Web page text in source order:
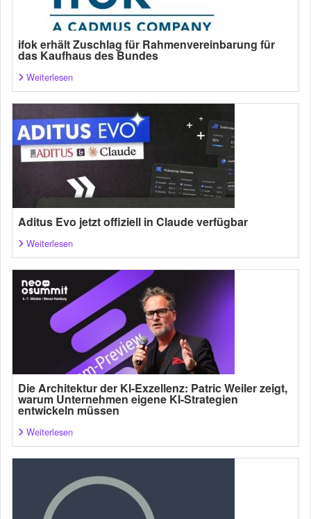
ifok erhält Zuschlag für Rahmenvereinbarung für
das Kaufhaus des Bundes
Weiterlesen
Aditus Evo jetzt offiziell in Claude verfügbar
Weiterlesen
Die Architektur der KI-Exzellenz: Patric Weiler zeigt,
warum Unternehmen eigene KI-Strategien
entwickeln müssen
Weiterlesen